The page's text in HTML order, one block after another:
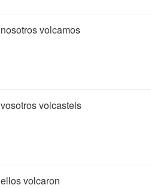
nosotros volcamos
vosotros volcasteis
ellos volcaron